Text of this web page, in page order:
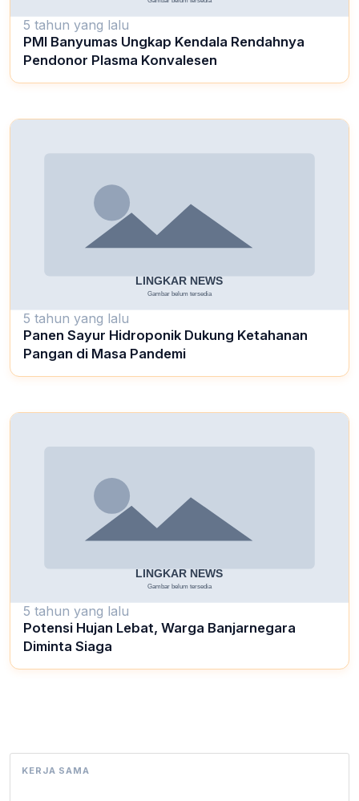
5 tahun yang lalu
PMI Banyumas Ungkap Kendala Rendahnya
Pendonor Plasma Konvalesen
5 tahun yang lalu
Panen Sayur Hidroponik Dukung Ketahanan
Pangan di Masa Pandemi
5 tahun yang lalu
Potensi Hujan Lebat, Warga Banjarnegara
Diminta Siaga
KERJA SAMA